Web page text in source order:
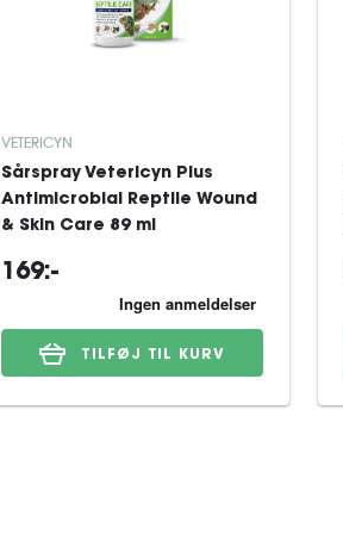
VETERICYN
Sårspray Vetericyn Plus
Antimicrobial Reptile Wound
& Skin Care 89 ml
169:-
TILFØJ TIL KURV